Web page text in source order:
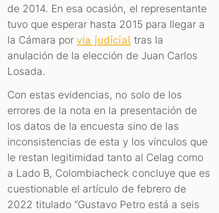
de 2014. En esa ocasión, el representante
tuvo que esperar hasta 2015 para llegar a
la Cámara porvía judicialtras la
anulación de la elección de Juan Carlos
Losada.
Con estas evidencias, no solo de los
errores de la nota en la presentación de
los datos de la encuesta sino de las
inconsistencias de esta y los vínculos que
le restan legitimidad tanto al Celag como
a Lado B, Colombiacheck concluye que es
cuestionable el artículo de febrero de
2022 titulado “Gustavo Petro está a seis